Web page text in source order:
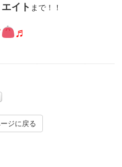
イト まで！！
♬
ジに戻る